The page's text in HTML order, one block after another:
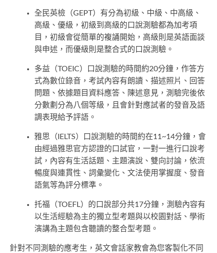
全民英檢（GEPT）有分為初級、中級、中高級、
高級、優級，初級到高級的口說測驗都為加考項
目，初級會從簡單的複誦開始，高級則是英語面談
與申述，而優級則是整合式的口說測驗。
多益（TOEIC）口說測驗的時間約20分鐘，作答方
式為數位錄音，考試內容有朗讀、描述照片、回答
問題、依據題目資料應答、陳述意見，測驗完後依
分數劃分為八個等級，且會針對應試者的發音及語
調表現給予評語。
雅思（IELTS）口說測驗的時間約在11~14分鐘，會
由經過雅思官方認證的口試官，一對一進行口說考
試，內容有生活話題、主題演說、雙向討論，依流
暢度與連貫性、詞彙變化、文法使用掌握度、發音
語氣等為評分標準。
托福（TOEFL）的口說部分共17分鐘，測驗內容有
以生活經驗為主的獨立型考題與以校園對話、學術
演講為主題包含聽讀的整合型考題。
針對不同測驗的應考生，英文會話家教會為您客製化不同